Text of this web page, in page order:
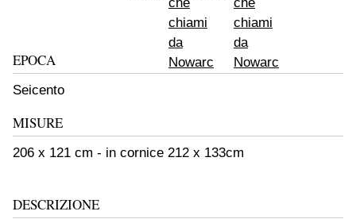
EPOCA
Seicento
MISURE
206 x 121 cm - in cornice 212 x 133cm
DESCRIZIONE